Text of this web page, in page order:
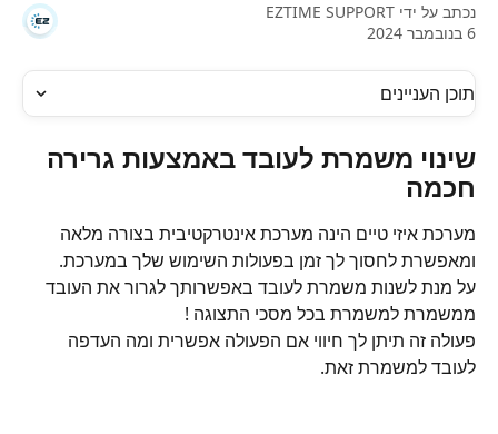
נכתב על ידי EZTIME SUPPORT
6 בנובמבר 2024
תוכן העניינים
שינוי משמרת לעובד באמצעות גרירה
חכמה
מערכת איזי טיים הינה מערכת אינטרקטיבית בצורה מלאה
ומאפשרת לחסוך לך זמן בפעולות השימוש שלך במערכת.
על מנת לשנות משמרת לעובד באפשרותך לגרור את העובד
ממשמרת למשמרת בכל מסכי התצוגה !
פעולה זה תיתן לך חיווי אם הפעולה אפשרית ומה העדפה
לעובד למשמרת זאת.